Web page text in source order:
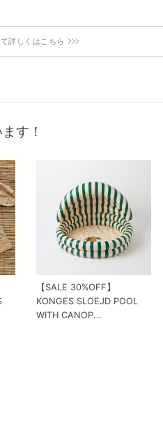
詳しくはこちら
す！
【SALE 30%OFF】
KONGES SLOEJD POOL
WITH CANOP...